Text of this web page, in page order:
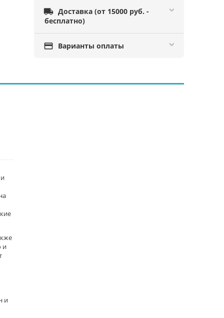
 Доставка (от 15000 руб. -
бесплатно)
 Варианты оплаты
и
и